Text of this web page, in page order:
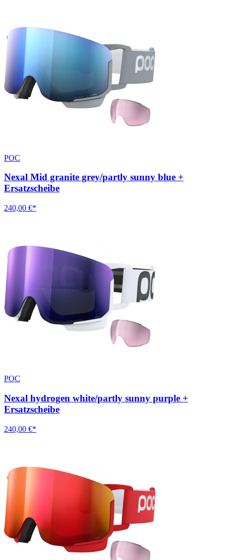
POC
Nexal Mid granite grey/partly sunny blue +
Ersatzscheibe
240,00 €*
POC
Nexal hydrogen white/partly sunny purple +
Ersatzscheibe
240,00 €*